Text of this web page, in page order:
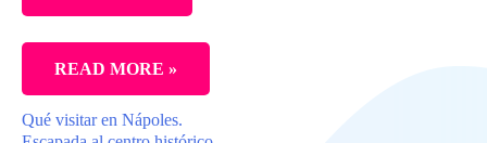
UN
FIN
DE
READ MORE »
Qué visitar en Nápoles.